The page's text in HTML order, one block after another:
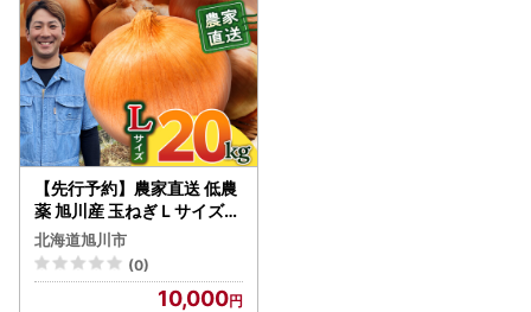
【先行予約】農家直送 低農
薬 旭川産 玉ねぎＬサイズ2
0kg(2026年9月発送開始
予定)_ | 玉ねぎ 05935
北海道旭川市
(0)
10,000